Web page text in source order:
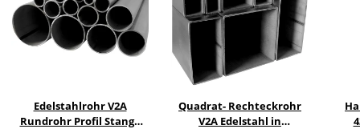
Edelstahlrohr V2A
Rundrohr Profil Stange
Quadrat- Rechteckrohr
V2A Edelstahl in